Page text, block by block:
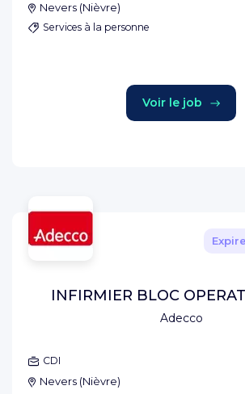
Nevers (Nièvre)
Services à la personne
Voir le job
Adecco
INFIRMIER BLOC
CDI
Nevers (Nièvre)